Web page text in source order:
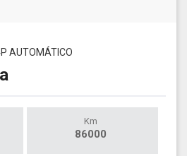
AUTOMÁTICO
Km
86000